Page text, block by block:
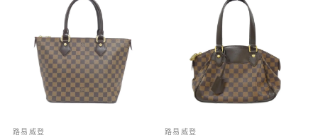
路易威登 路易威登